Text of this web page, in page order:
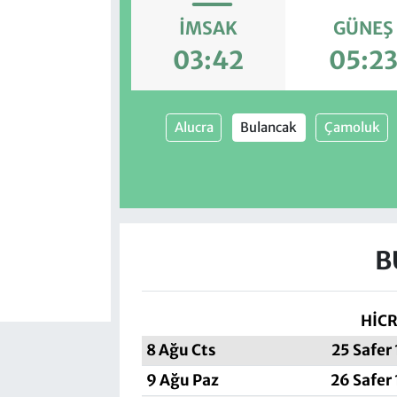
İMSAK
03:42
GÜNEŞ
05:23
Alucra Bulancak Çamoluk
8 Ağu Cts
25 Safer
9 Ağu Paz
26 Safer